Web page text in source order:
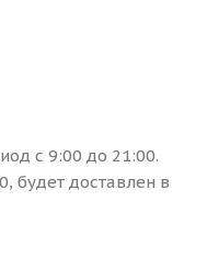
с 9:00 до 21:00.
будет доставлен в